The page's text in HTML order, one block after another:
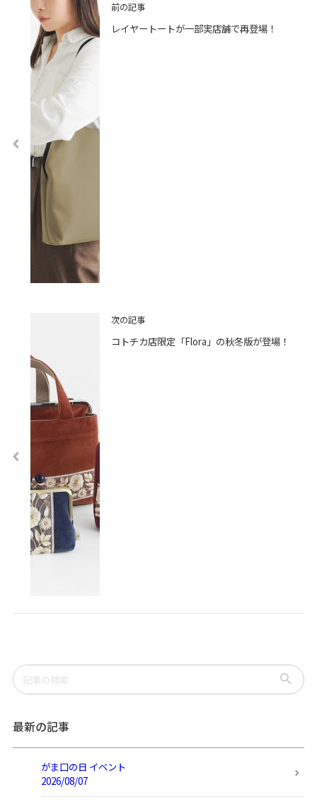
前の記事
レイヤートートが一部実店舗で再登場！
次の記事
コトチカ店限定「Flora」の秋冬版が登場！
最新の記事
がま口の日 イベント
2026/08/07